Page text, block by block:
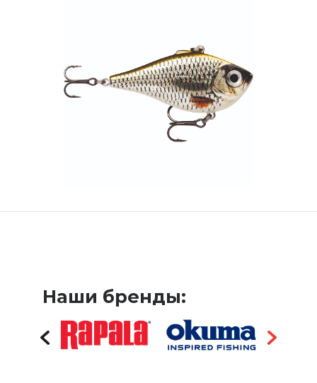
Наши бренды: